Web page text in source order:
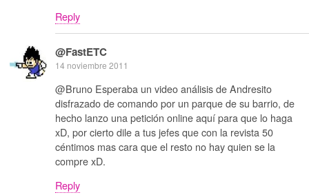
Reply
@FastETC
14 noviembre 2011
@Bruno Esperaba un video análisis de Andresito
disfrazado de comando por un parque de su barrio, de
hecho lanzo una petición online aquí para que lo haga
xD, por cierto dile a tus jefes que con la revista 50
céntimos mas cara que el resto no hay quien se la
compre xD.
Reply